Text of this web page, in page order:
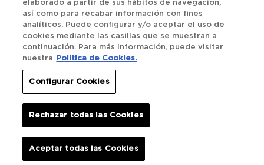
Política de privacidad
Siguenos
Redes Sociales
Iberocar © 2025. All Rights Reserved.
elaborado a partir de sus hábitos de navegación,
así como para recabar información con fines
analíticos. Puede configurar y/o aceptar el uso de
cookies mediante las casillas que se muestran a
continuación. Para más información, puede visitar
nuestra
Política de Cookies.
Configurar Cookies
Rechazar todas las Cookies
Aceptar todas las Cookies